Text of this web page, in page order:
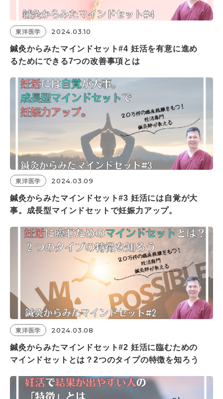
東洋医学 2024.03.10
鍼灸からみたマインドセット#4 妊活を有意に進め
るためにできる7つの改善事項とは
東洋医学 2024.03.09
鍼灸からみたマインドセット#3 妊活には自覚が大
事。成長型マインドセットで妊娠力アップ。
東洋医学 2024.03.08
鍼灸からみたマインドセット#2 妊活に臨むための
マインドセットとは？2つのタイプの特徴を知ろう